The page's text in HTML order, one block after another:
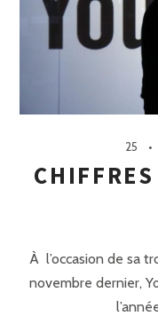
25
À l’occasion de sa
novembre dernier,